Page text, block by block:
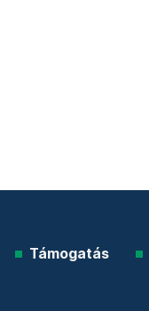
Támogatás